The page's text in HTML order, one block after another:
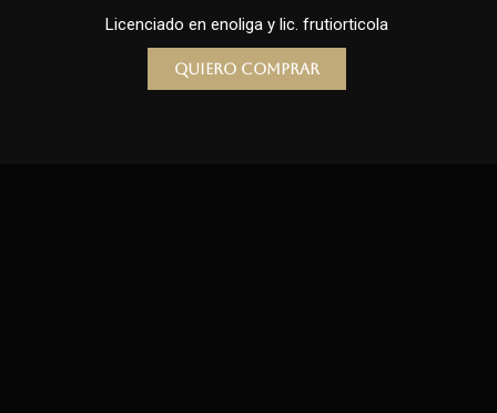
Licenciado en enoliga y lic. frutiorticola
Quiero comprar